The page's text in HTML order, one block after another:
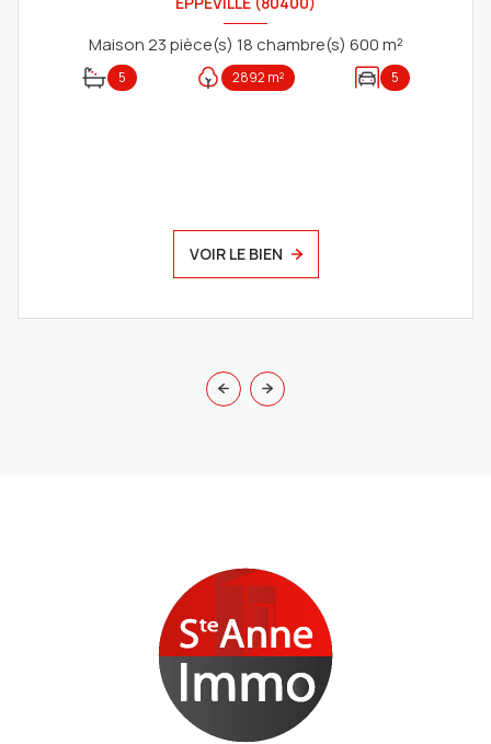
Maison 23 pièce(s) 18 chambre(s) 600 m²
5 2892 m² 5
VOIR LE BIEN